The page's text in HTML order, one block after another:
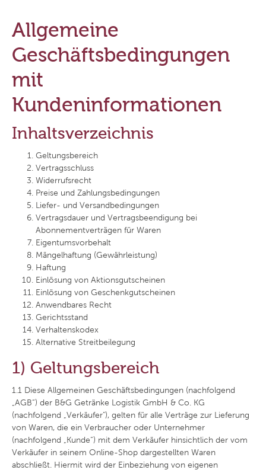
Allgemeine
Geschäftsbedingungen
mit
Kundeninformationen
Inhaltsverzeichnis
Geltungsbereich
Vertragsschluss
Widerrufsrecht
Preise und Zahlungsbedingungen
Liefer- und Versandbedingungen
Vertragsdauer und Vertragsbeendigung bei
Abonnementverträgen für Waren
Eigentumsvorbehalt
Mängelhaftung (Gewährleistung)
Haftung
Einlösung von Aktionsgutscheinen
Einlösung von Geschenkgutscheinen
Anwendbares Recht
Gerichtsstand
Verhaltenskodex
Alternative Streitbeilegung
1) Geltungsbereich
1.1 Diese Allgemeinen Geschäftsbedingungen (nachfolgend
„AGB“) der B&G Getränke Logistik GmbH & Co. KG
(nachfolgend „Verkäufer"), gelten für alle Verträge zur Lieferung
von Waren, die ein Verbraucher oder Unternehmer
(nachfolgend „Kunde“) mit dem Verkäufer hinsichtlich der vom
Verkäufer in seinem Online-Shop dargestellten Waren
abschließt. Hiermit wird der Einbeziehung von eigenen